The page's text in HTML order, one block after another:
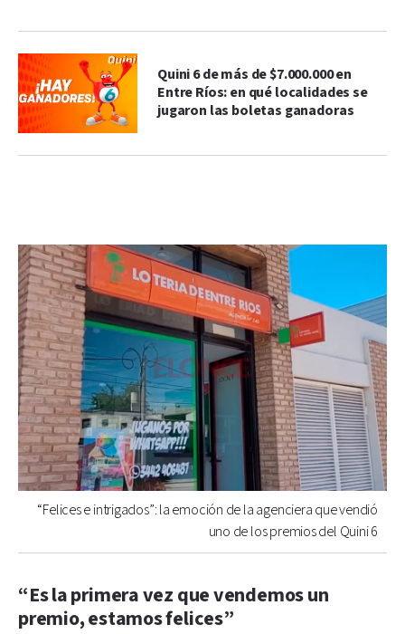
Quini 6 de más de $7.000.000 en
Entre Ríos: en qué localidades se
jugaron las boletas ganadoras
“Felices e intrigados”: la emoción de la agenciera que vendió
uno de los premios del Quini 6
“Es la primera vez que vendemos un
premio, estamos felices”